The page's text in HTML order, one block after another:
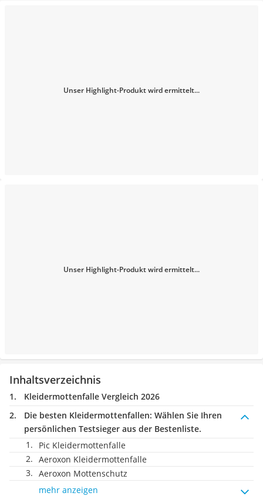
Unser Highlight-Produkt wird ermittelt...
Unser Highlight-Produkt wird ermittelt...
Inhaltsverzeichnis
Kleidermottenfalle Vergleich 2026
Die besten Kleidermottenfallen: Wählen Sie Ihren
persönlichen Testsieger aus der Bestenliste.
Pic Kleidermottenfalle
Aeroxon Kleidermottenfalle
Aeroxon Mottenschutz
mehr anzeigen